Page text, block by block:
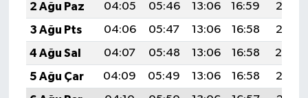
2 Ağu Paz
04:05 05:46 13:06 16:59
20:16
3 Ağu Pts
04:06 05:47 13:06 16:58
20:15
4 Ağu Sal
04:07 05:48 13:06 16:58
20:14
5 Ağu Çar
04:09 05:49 13:06 16:58
20:12